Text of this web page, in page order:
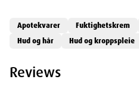
Apotekvarer Fuktighetskrem
Hud og hår
Hud og kroppspleie
Reviews